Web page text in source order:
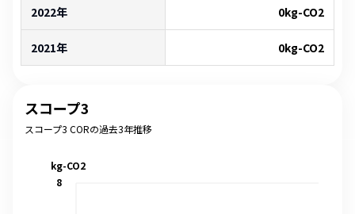
2022年 0kg-CO2
2021年 0kg-CO2
スコープ3
スコープ3 CORの過去3年推移
8
kg-CO2